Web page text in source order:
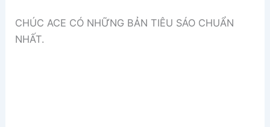
CHÚC ACE CÓ NHỮNG BẢN TIÊU SÁO CHUẨN
NHẤT.